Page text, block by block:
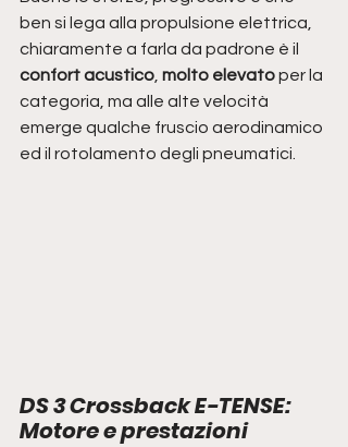
ben si lega alla propulsione elettrica,
chiaramente a farla da padrone è il
confort acustico, molto elevato per la
categoria, ma alle alte velocità
emerge qualche fruscio aerodinamico
ed il rotolamento degli pneumatici.
DS 3 Crossback E-TENSE:
Motore e prestazioni